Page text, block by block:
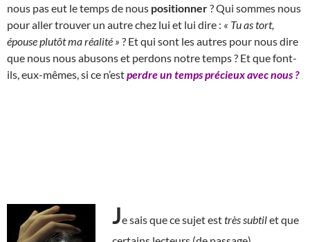
nous pas eut le temps de nous positionner? Qui sommes nous
pour aller trouver un autre chez lui et lui dire : « Tu as tort,
épouse plutôt ma réalité » ? Et qui sont les autres pour nous dire
que nous nous abusons et perdons notre temps ? Et que font-
ils, eux-mêmes, si ce n’estperdre un temps précieux avec nous ?
Je sais que ce sujet esttrès subtilet que